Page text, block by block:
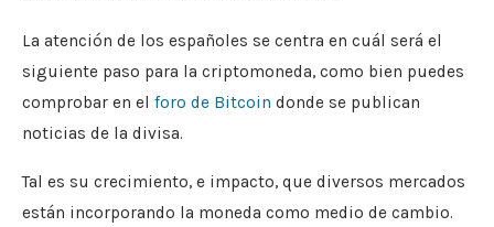
La atención de los españoles se centra en cuál será el
siguiente paso para la criptomoneda, como bien puedes
comprobar en el foro de Bitcoin donde se publican
noticias de la divisa.
Tal es su crecimiento, e impacto, que diversos mercados
están incorporando la moneda como medio de cambio.